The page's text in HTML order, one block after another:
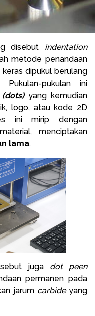
disebut indentation
metode penandaan
dipukul berulang
pukulan ini
(dots)yang kemudian
logo, atau kode 2D
ini mirip dengan
menciptakan
lama.
juga dot peen
permanen pada
jarum carbideyang